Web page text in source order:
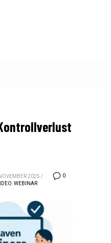
0
2025 /
WEBINAR